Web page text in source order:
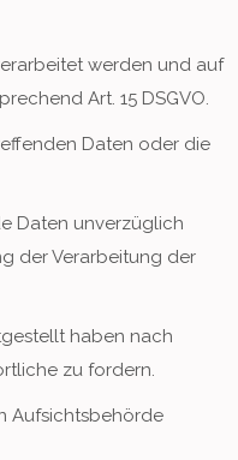
werden und auf
Art. 15 DSGVO.
Daten oder die
Daten unverzüglich
der Verarbeitung der
haben nach
zu fordern.
Aufsichtsbehörde